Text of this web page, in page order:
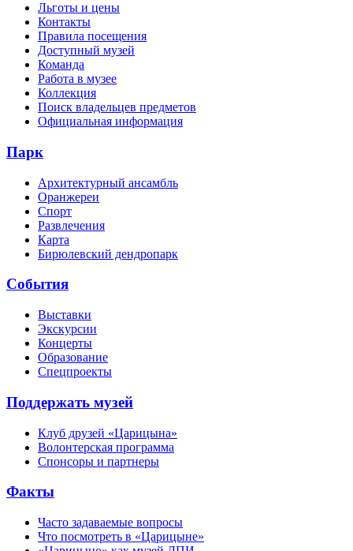
Льготы и цены
Контакты
Правила посещения
Доступный музей
Команда
Работа в музее
Коллекция
Поиск владельцев предметов
Официальная информация
Парк
Архитектурный ансамбль
Оранжереи
Спорт
Развлечения
Карта
Бирюлевский дендропарк
События
Выставки
Экскурсии
Концерты
Образование
Спецпроекты
Поддержать музей
Клуб друзей «Царицына»
Волонтерская программа
Спонсоры и партнеры
Факты
Часто задаваемые вопросы
Что посмотреть в «Царицыне»